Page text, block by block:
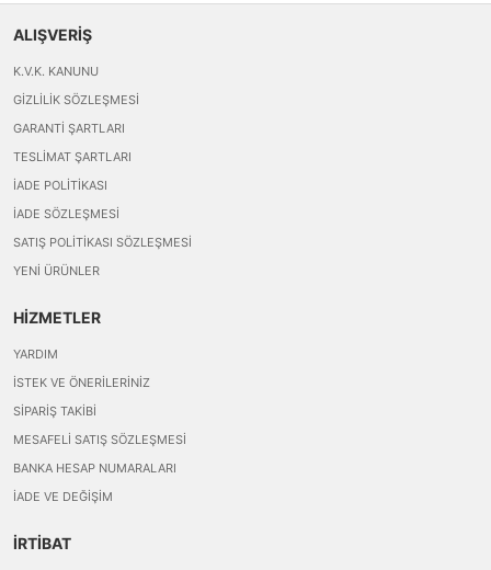
ALIŞVERİŞ
K.V.K. KANUNU
GIZLILIK SÖZLEŞMESI
GARANTI ŞARTLARI
TESLIMAT ŞARTLARI
İADE POLITIKASI
İADE SÖZLEŞMESI
SATIŞ POLITIKASI SÖZLEŞMESI
YENI ÜRÜNLER
HİZMETLER
YARDIM
İSTEK VE ÖNERILERINIZ
SIPARIŞ TAKIBI
MESAFELI SATIŞ SÖZLEŞMESI
BANKA HESAP NUMARALARI
İADE VE DEĞIŞIM
İRTİBAT